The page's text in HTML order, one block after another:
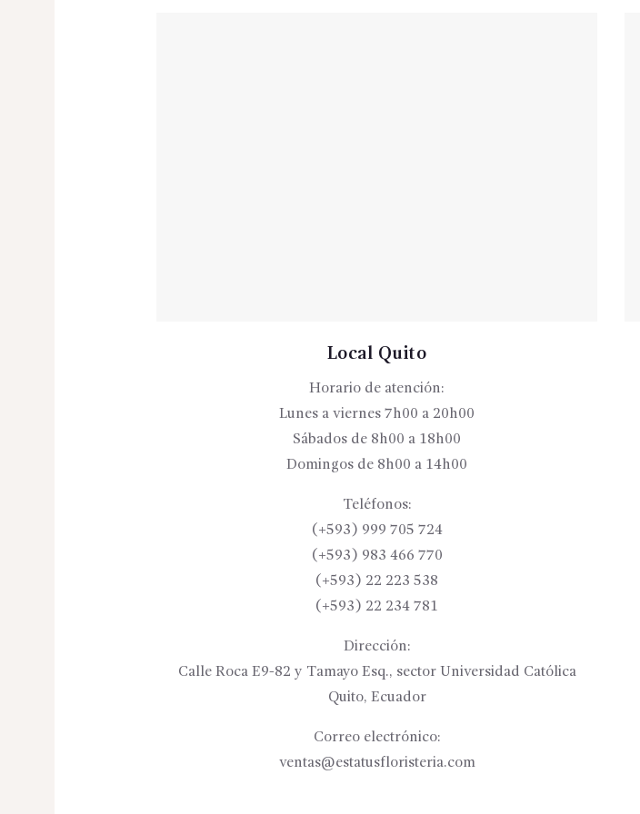
Local Quito
Horario de atención:
Lunes a viernes 7h00 a 20h00
Sábados de 8h00 a 18h00
Domingos de 8h00 a 14h00
Teléfonos:
(+593) 999 705 724
(+593) 983 466 770
(+593) 22 223 538
(+593) 22 234 781
Dirección:
Calle Roca E9-82 y Tamayo Esq., sector Universidad Católica
Quito, Ecuador
Correo electrónico:
ventas@estatusfloristeria.com